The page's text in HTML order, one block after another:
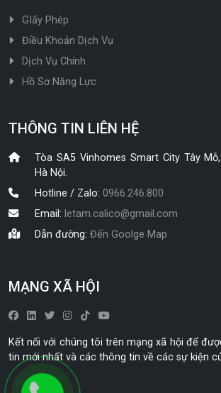
GIấy Phép
Điều Khoản Dịch Vụ
Dịch Vụ Chính
Hồ Sơ Năng Lực
THÔNG TIN LIÊN HỆ
Tòa SA5 Vinhomes Smart City Tây
Hà Nội.
Hotline / Zalo:0966.246.800
Email: letam.calico@gmail.com
Dẫn đường:Đến Goolge Map
MẠNG XÃ HỘI
Kết nối với chúng tôi trên mạng xã hội để
tin mới nhất và các thông tin về các sự kiện